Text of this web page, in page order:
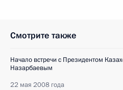
Смотрите также
Начало встречи с Президентом
Назарбаевым
22 мая 2008 года